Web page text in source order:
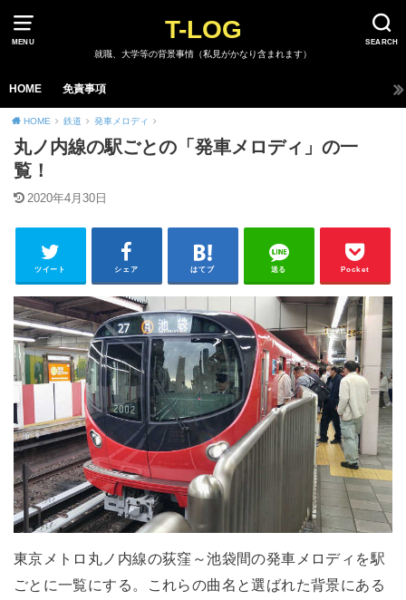
MENU SEARCH
T-LOG
就職、大学等の背景事情（私見がかなり含まれます）
HOME 免責事項
HOME 鉄道 発車メロディ
丸ノ内線の駅ごとの「発車メロディ」の一
覧！
2020年4月30日
ツイート シェア はてブ 送る Pocket
東京メトロ丸ノ内線の荻窪～池袋間の発車メロディを駅
ごとに一覧にする。これらの曲名と選ばれた背景にある